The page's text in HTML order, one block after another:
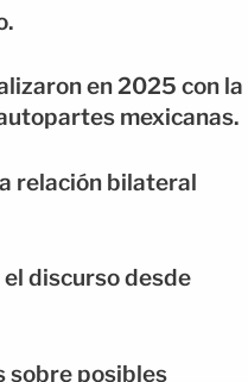
en 2025 con la
mexicanas.
relación bilateral
discurso desde
sobre posibles